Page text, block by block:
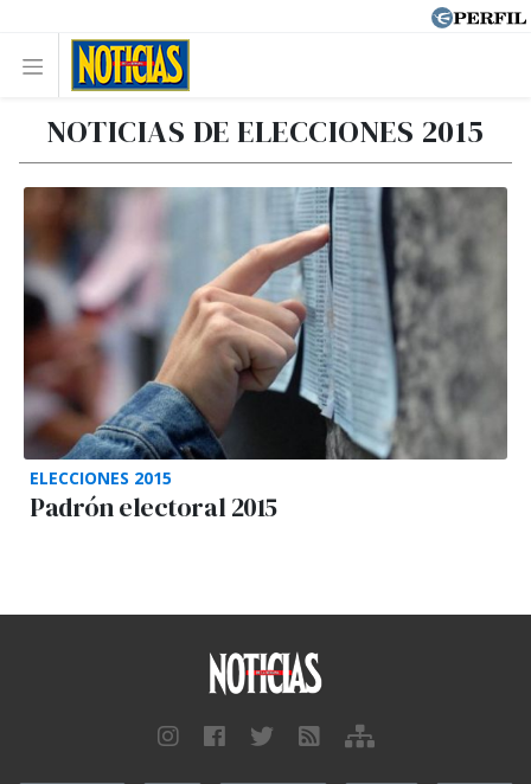
NOTICIAS DE ELECCIONES 2015
ELECCIONES 2015
Padrón electoral 2015